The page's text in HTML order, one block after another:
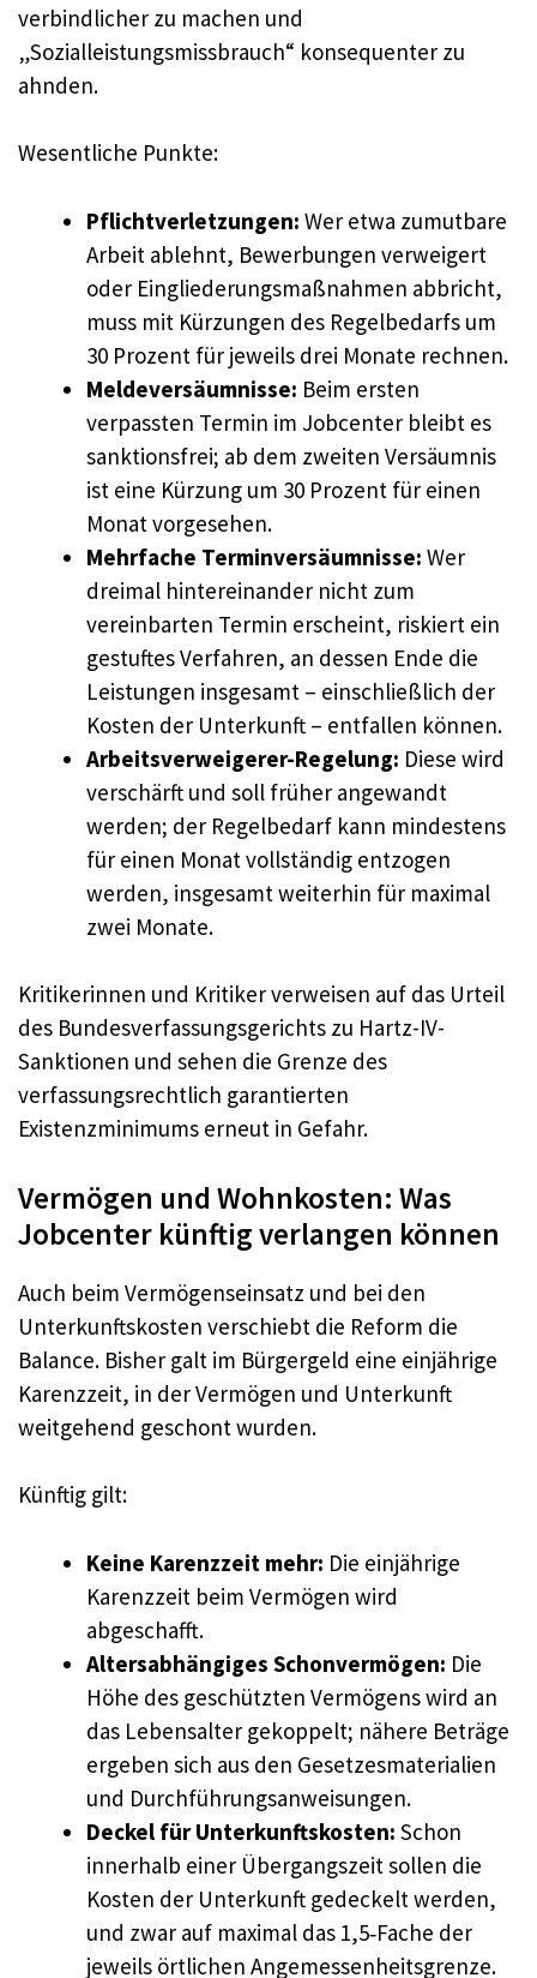
verbindlicher zu machen und
„Sozialleistungsmissbrauch“ konsequenter zu
ahnden.
Wesentliche Punkte:
Pflichtverletzungen: Wer etwa zumutbare
Arbeit ablehnt, Bewerbungen verweigert
oder Eingliederungsmaßnahmen abbricht,
muss mit Kürzungen des Regelbedarfs um
30 Prozent für jeweils drei Monate rechnen.
Meldeversäumnisse: Beim ersten
verpassten Termin im Jobcenter bleibt es
sanktionsfrei; ab dem zweiten Versäumnis
ist eine Kürzung um 30 Prozent für einen
Monat vorgesehen.
Mehrfache Terminversäumnisse: Wer
dreimal hintereinander nicht zum
vereinbarten Termin erscheint, riskiert ein
gestuftes Verfahren, an dessen Ende die
Leistungen insgesamt – einschließlich der
Kosten der Unterkunft – entfallen können.
Arbeitsverweigerer-Regelung: Diese wird
verschärft und soll früher angewandt
werden; der Regelbedarf kann mindestens
für einen Monat vollständig entzogen
werden, insgesamt weiterhin für maximal
zwei Monate.
Kritikerinnen und Kritiker verweisen auf das Urteil
des Bundesverfassungsgerichts zu Hartz-IV-
Sanktionen und sehen die Grenze des
verfassungsrechtlich garantierten
Existenzminimums erneut in Gefahr.
Vermögen und Wohnkosten: Was
Jobcenter künftig verlangen können
Auch beim Vermögenseinsatz und bei den
Unterkunftskosten verschiebt die Reform die
Balance. Bisher galt im Bürgergeld eine einjährige
Karenzzeit, in der Vermögen und Unterkunft
weitgehend geschont wurden.
Künftig gilt:
Keine Karenzzeit mehr: Die einjährige
Karenzzeit beim Vermögen wird
abgeschafft.
Altersabhängiges Schonvermögen: Die
Höhe des geschützten Vermögens wird an
das Lebensalter gekoppelt; nähere Beträge
ergeben sich aus den Gesetzesmaterialien
und Durchführungsanweisungen.
Deckel für Unterkunftskosten: Schon
innerhalb einer Übergangszeit sollen die
Kosten der Unterkunft gedeckelt werden,
und zwar auf maximal das 1,5‑Fache der
jeweils örtlichen Angemessenheitsgrenze.